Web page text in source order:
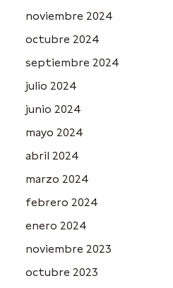
noviembre 2024
octubre 2024
septiembre 2024
julio 2024
junio 2024
mayo 2024
abril 2024
marzo 2024
febrero 2024
enero 2024
noviembre 2023
octubre 2023